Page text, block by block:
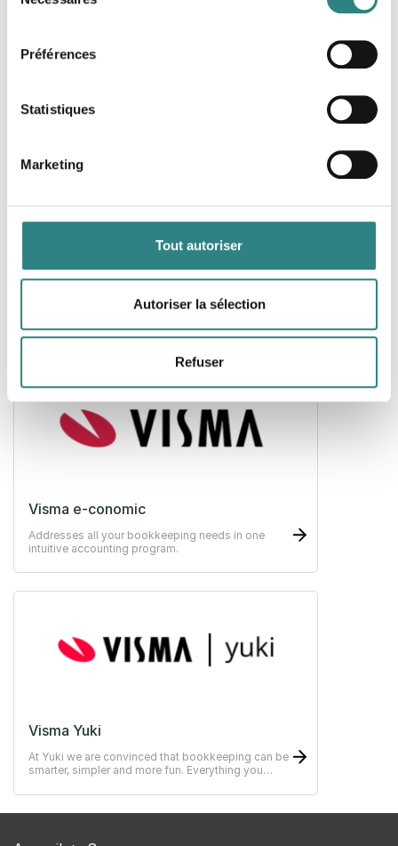
Préférences
Statistiques
Marketing
Tout autoriser
Autoriser la sélection
Refuser
Microsoft Dynamics 365
integrations to Trivec POS. All figures in one place.
Scrada
Automatic connection between your POS system
and digital cashbook
Visma e-conomic
Addresses all your bookkeeping needs in one
intuitive accounting program.
Visma Yuki
At Yuki we are convinced that bookkeeping can be
smarter, simpler and more fun. Everything you